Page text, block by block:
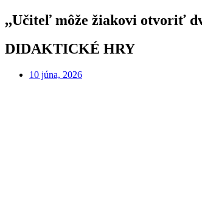
,,Učiteľ môže žiakovi otvoriť
DIDAKTICKÉ HRY
10 júna, 2026